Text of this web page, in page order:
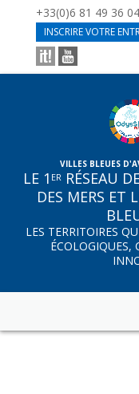
+33(0)6 81 49 36 04
INSCRIRE VOTRE
VILLES BLEUES
LE 1 ER RÉSEAU
DES MERS ET
LES TERRITOIRES
ÉCOLOGIQUES,